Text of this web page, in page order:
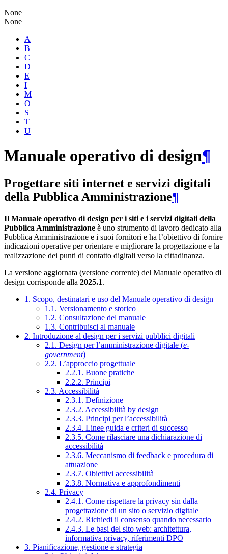
None
None
A
B
C
D
E
I
M
O
S
T
U
Manuale operativo di design¶
Progettare siti internet e servizi digitali
della Pubblica Amministrazione¶
Il Manuale operativo di design per i siti e i servizi digitali della
Pubblica Amministrazione è uno strumento di lavoro dedicato alla
Pubblica Amministrazione e i suoi fornitori e ha l’obiettivo di fornire
indicazioni operative per orientare e migliorare la progettazione e la
realizzazione dei punti di contatto digitali verso la cittadinanza.
La versione aggiornata (versione corrente) del Manuale operativo di
design corrisponde alla 2025.1.
1. Scopo, destinatari e uso del Manuale operativo di design
1.1. Versionamento e storico
1.2. Consultazione del manuale
1.3. Contribuisci al manuale
2. Introduzione al design per i servizi pubblici digitali
2.1. Design per l’amministrazione digitale (e-
government)
2.2. L’approccio progettuale
2.2.1. Buone pratiche
2.2.2. Principi
2.3. Accessibilità
2.3.1. Definizione
2.3.2. Accessibilità by design
2.3.3. Principi per l’accessibilità
2.3.4. Linee guida e criteri di successo
2.3.5. Come rilasciare una dichiarazione di
accessibilità
2.3.6. Meccanismo di feedback e procedura di
attuazione
2.3.7. Obiettivi accessibilità
2.3.8. Normativa e approfondimenti
2.4. Privacy
2.4.1. Come rispettare la privacy sin dalla
progettazione di un sito o servizio digitale
2.4.2. Richiedi il consenso quando necessario
2.4.3. Le basi del sito web: architettura,
informativa privacy, riferimenti DPO
3. Pianificazione, gestione e strategia